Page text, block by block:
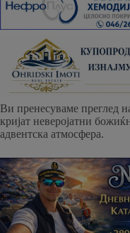
Ви пренесуваме преглед
кријат неверојатни
адвентска атмосфера.